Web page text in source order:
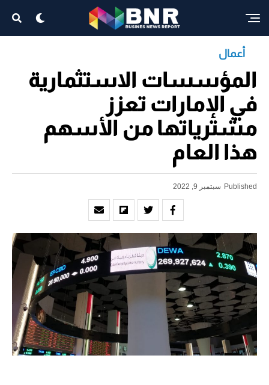
أعمال
المؤسسات الاستثمارية
في الإمارات تعزز
مشترياتها من الأسهم
هذا العام
Published سبتمبر 9, 2022